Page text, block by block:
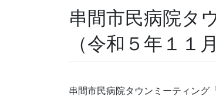
串間市民病院タ
（令和５年１１月
串間市民病院タウンミーティング